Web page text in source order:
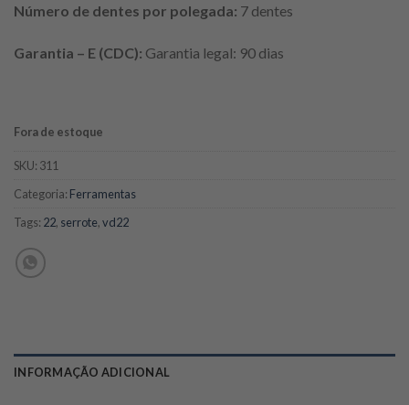
Número de dentes por polegada: 7 dentes
Garantia – E (CDC): Garantia legal: 90 dias
Fora de estoque
SKU: 311
Categoria: Ferramentas
Tags: 22, serrote,vd22
INFORMAÇÃO ADICIONAL